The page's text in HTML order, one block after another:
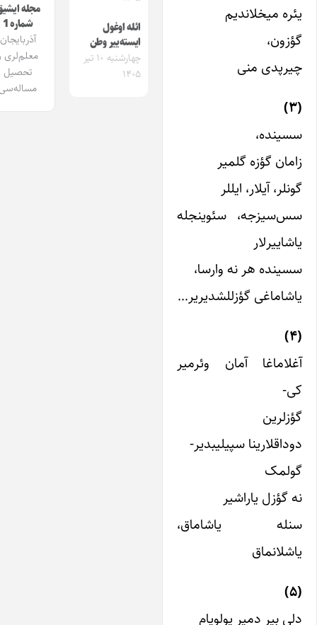
میخلاندیم
منی
گؤزه گلمیر
آیلار، ایللر
سئوینجله
هر نه وارسا،
گؤزللشدیریر…
آمان وئرمیر
سپیلیبدیر-
گؤزل یاراشیر
یاشاماق،
بیر دمیر یولویام
ائله اوغول
ایسته‌ییر وطن
چهارشنبه ۱۰ تیر
مجله ایشیق
شماره 1
آذربایجان
معلم‌لری و
تحصیل
مساله‌سی